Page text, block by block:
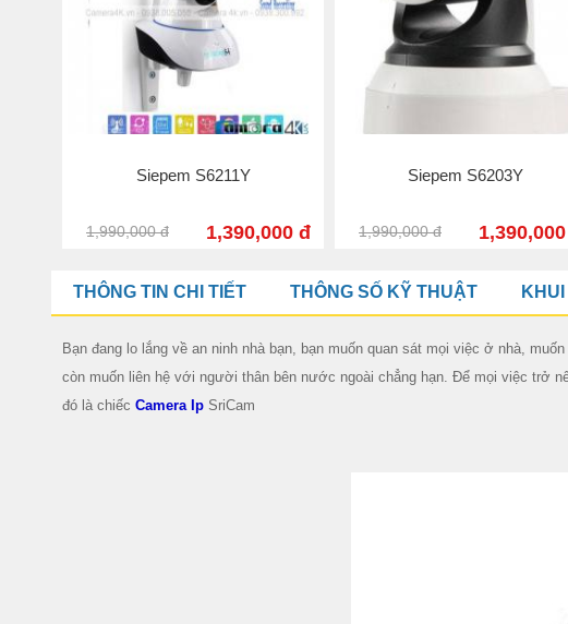
Siepem S6211Y
1,990,000 đ 1,390,000 đ
Siepem S6203Y
1,990,000 đ
THÔNG TIN CHI TIẾT THÔNG SỐ KỸ THUẬT
Bạn đang lo lắng về an ninh nhà bạn, bạn muốn quan sát mọi việc ở nhà,
còn muốn liên hệ với người thân bên nước ngoài chẳng hạn. Để mọi việc trở
đó là chiếc Camera Ip SriCam